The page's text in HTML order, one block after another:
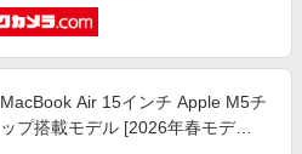
MacBook Air 15インチ Apple M5チ
ップ搭載モデル [2026年春モデ